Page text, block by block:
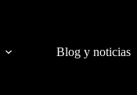
Blog y noticias